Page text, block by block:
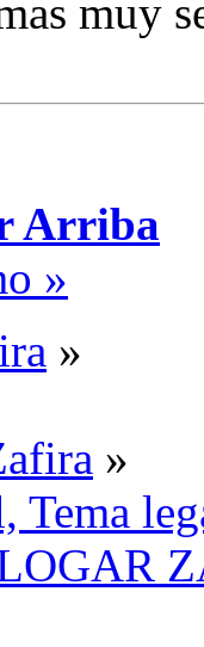
muy
Arriba
»
»
»
Tema